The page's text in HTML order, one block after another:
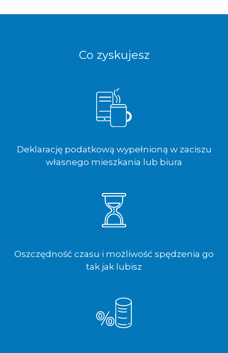
Co zyskujesz
Deklarację podatkową wypełnioną w zaciszu
własnego mieszkania lub biura
Oszczędność czasu i możliwość spędzenia go
tak jak lubisz